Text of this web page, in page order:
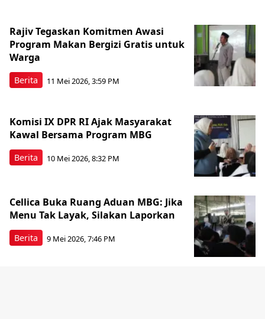
Berita
Rajiv Tegaskan Komitmen Awasi
Program Makan Bergizi Gratis untuk
Warga
11 Mei 2026, 3:59 PM
Berita
Komisi IX DPR RI Ajak Masyarakat
Kawal Bersama Program MBG
10 Mei 2026, 8:32 PM
Berita
Cellica Buka Ruang Aduan MBG: Jika
Menu Tak Layak, Silakan Laporkan
9 Mei 2026, 7:46 PM